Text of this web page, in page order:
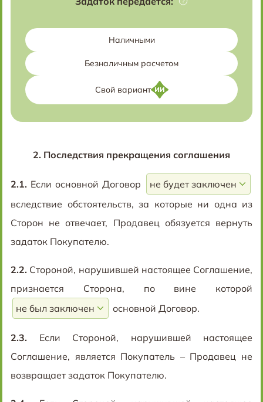
Наличными
Безналичным расчетом
Свой вариант
2. Последствия прекращения соглашения
2.1. Если основной Договор
вследствие обстоятельств, за которые ни одна из
Сторон не отвечает, Продавец обязуется вернуть
задаток Покупателю.
2.2. Стороной, нарушившей настоящее Соглашение,
признается Сторона, по вине которой
основной Договор.
2.3. Если Стороной, нарушившей настоящее
Соглашение, является Покупатель – Продавец не
возвращает задаток Покупателю.